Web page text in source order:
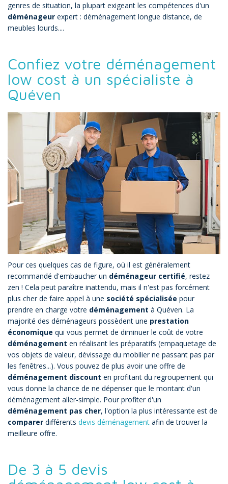
genres de situation, la plupart exigeant les compétences d'un
déménageur expert : déménagement longue distance, de
meubles lourds....
Confiez votre déménagement
low cost à un spécialiste à
Quéven
Pour ces quelques cas de figure, où il est généralement
recommandé d'embaucher un déménageur certifié, restez
zen ! Cela peut paraître inattendu, mais il n'est pas forcément
plus cher de faire appel à une société spécialisée pour
prendre en charge votre déménagement à Quéven. La
majorité des déménageurs possèdent une prestation
économique qui vous permet de diminuer le coût de votre
déménagement en réalisant les préparatifs (empaquetage de
vos objets de valeur, dévissage du mobilier ne passant pas par
les fenêtres...). Vous pouvez de plus avoir une offre de
déménagement discount en profitant du regroupement qui
vous donne la chance de ne dépenser que le montant d'un
déménagement aller-simple. Pour profiter d'un
déménagement pas cher, l'option la plus intéressante est de
comparer différents devis déménagement afin de trouver la
meilleure offre.
De 3 à 5 devis